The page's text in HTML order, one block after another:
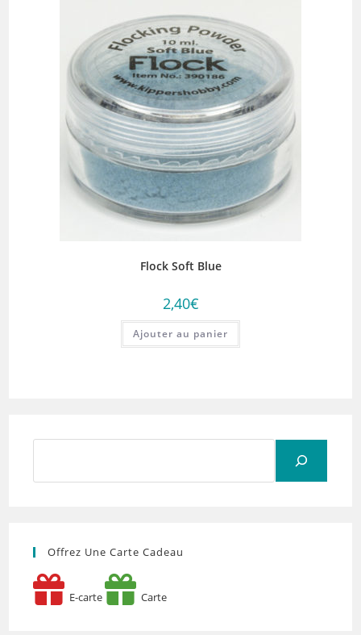
Flock Soft Blue
2,40€
Ajouter au panier
Offrez Une Carte Cadeau
E-carte Carte